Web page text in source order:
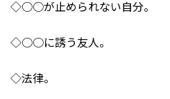
◇○○が止められない自分。
◇○○に誘う友人。
◇法律。